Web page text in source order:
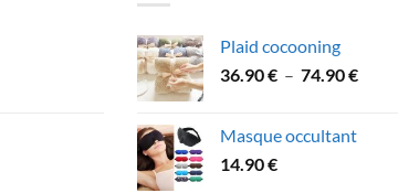
Plaid cocooning
36.90€ – 74.90€Plage
Masque occultant
14.90€